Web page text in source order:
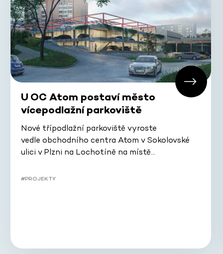
U OC Atom postaví město
vícepodlažní parkoviště
Nové třípodlažní parkoviště vyroste
vedle obchodního centra Atom v Sokolovské
ulici v Plzni na Lochotíně na místě…
#PROJEKTY